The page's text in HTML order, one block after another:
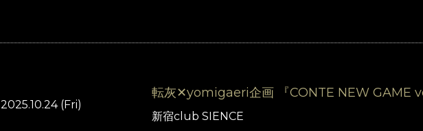
2025.10.24 (Fri)
転灰✕yomigaeri企画 『CONTE NEW GAME
新宿club SIENCE